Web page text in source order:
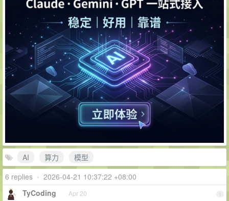
AI 算力
模型
6 replies • 2026-04-21 10:37:22 +08:00
1
TyCoding Apr 20